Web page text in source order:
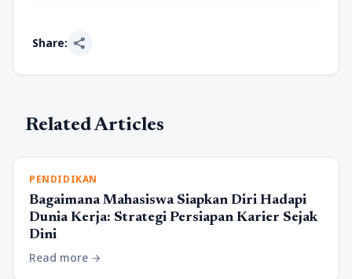
Share: share
Related Articles
PENDIDIKAN
Bagaimana Mahasiswa Siapkan Diri Hadapi
Dunia Kerja: Strategi Persiapan Karier Sejak
Dini
Read more arrow_forward